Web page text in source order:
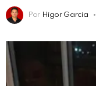
Por Higor Garcia